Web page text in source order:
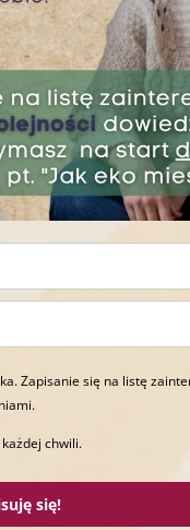
Zapisanie się na listę
chwili.
się!